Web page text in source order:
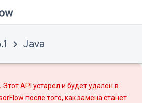
Java
Этот API устарел и будет удален в
после того, какзамена станет